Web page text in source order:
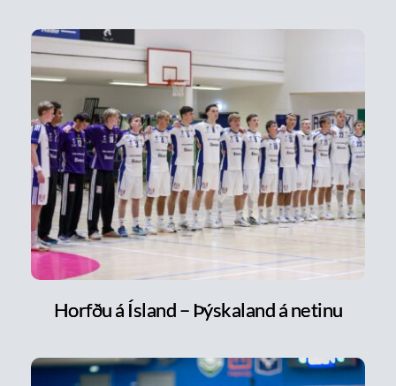
Horfðu á Ísland – Þýskaland á netinu